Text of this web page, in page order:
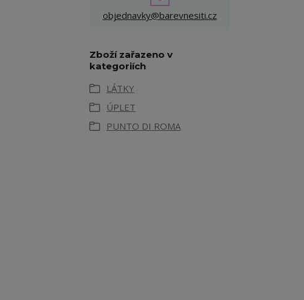
objednavky@barevnesiti.cz
Zboží zařazeno v
kategoriích
LÁTKY
ÚPLET
PUNTO DI ROMA